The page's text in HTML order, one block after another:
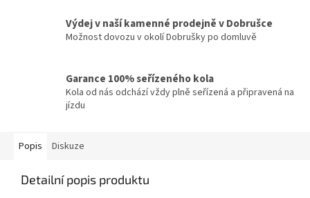
Výdej v naší kamenné prodejně v Dobrušce
Možnost dovozu v okolí Dobrušky po domluvě
Garance 100% seřízeného kola
Kola od nás odchází vždy plně seřízená a připravená na
jízdu
Popis Diskuze
Detailní popis produktu